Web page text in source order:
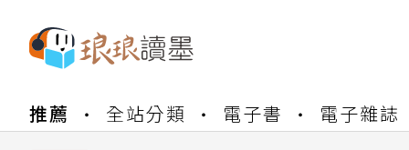
推薦 全站分類 電子書 電子雜誌
【公告】琅琅讀墨數位閱讀資產合併與